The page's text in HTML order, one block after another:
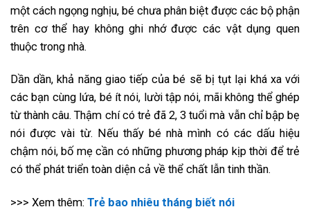
một cách ngọng nghịu, bé chưa phân biệt được các bộ phận
trên cơ thể hay không ghi nhớ được các vật dụng quen
thuộc trong nhà.
Dần dần, khả năng giao tiếp của bé sẽ bị tụt lại khá xa với
các bạn cùng lứa, bé ít nói, lười tập nói, mãi không thể ghép
từ thành câu. Thậm chí có trẻ đã 2, 3 tuổi mà vẫn chỉ bập bẹ
nói được vài từ. Nếu thấy bé nhà mình có các dấu hiệu
chậm nói, bố mẹ cần có những phương pháp kịp thời để trẻ
có thể phát triển toàn diện cả về thể chất lẫn tinh thần.
>>> Xem thêm: Trẻ bao nhiêu tháng biết nói